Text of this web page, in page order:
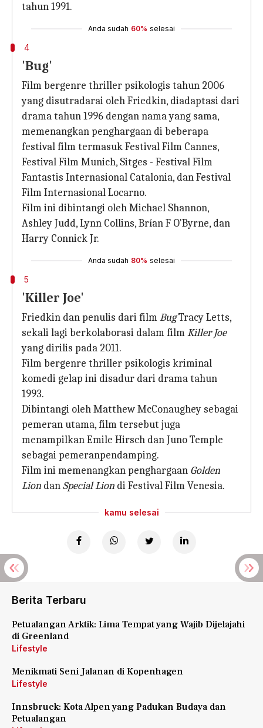
tahun 1991.
Anda sudah 60% selesai
4
'Bug'
Film bergenre thriller psikologis tahun 2006
yang disutradarai oleh Friedkin, diadaptasi dari
drama tahun 1996 dengan nama yang sama,
memenangkan penghargaan di beberapa
festival film termasuk Festival Film Cannes,
Festival Film Munich, Sitges - Festival Film
Fantastis Internasional Catalonia, dan Festival
Film Internasional Locarno.
Film ini dibintangi oleh Michael Shannon,
Ashley Judd, Lynn Collins, Brían F O'Byrne, dan
Harry Connick Jr.
Anda sudah 80% selesai
5
'Killer Joe'
Friedkin dan penulis dari filmBugTracy Letts,
sekali lagi berkolaborasi dalam filmKiller Joe
yang dirilis pada 2011.
Film bergenre thriller psikologis kriminal
komedi gelap ini disadur dari drama tahun
1993.
Dibintangi oleh Matthew McConaughey sebagai
pemeran utama, film tersebut juga
menampilkan Emile Hirsch dan Juno Temple
sebagai pemeranpendamping.
Film ini memenangkan penghargaan Golden
Lion danSpecial Lion di Festival Film Venesia.
kamu selesai
Berita Terbaru
Petualangan Arktik: Lima Tempat yang Wajib Dijelajahi
di Greenland
Lifestyle
Menikmati Seni Jalanan di Kopenhagen
Lifestyle
Innsbruck: Kota Alpen yang Padukan Budaya dan
Petualangan